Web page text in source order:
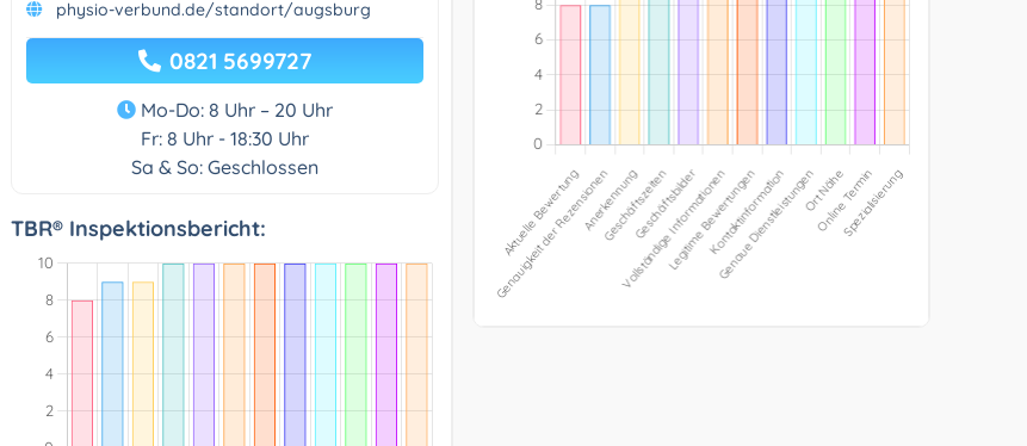
physio-verbund.de/standort/augsburg
0821 5699727
Mo-Do: 8 Uhr – 20 Uhr
Fr: 8 Uhr - 18:30 Uhr
Sa & So: Geschlossen
TBR® Inspektionsbericht: